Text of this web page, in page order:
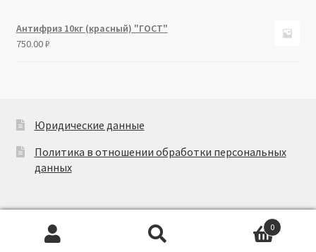
Антифриз 10кг (красный) "ГОСТ"
750.00₽
Юридические данные
Политика в отношении обработки персональных
данных
0